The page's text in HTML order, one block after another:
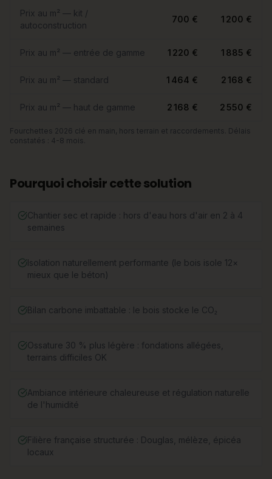
Prix au m² — kit /
autoconstruction
700 € 1 200 €
Prix au m² — entrée de gamme 1 220 € 1 885 €
Prix au m² — standard 1 464 € 2 168 €
Prix au m² — haut de gamme 2 168 € 2 550 €
Fourchettes 2026 clé en main, hors terrain et raccordements. Délais
constatés : 4-8 mois.
Pourquoi choisir cette solution
Chantier sec et rapide : hors d'eau hors d'air en 2 à 4
semaines
Isolation naturellement performante (le bois isole 12×
mieux que le béton)
Bilan carbone imbattable : le bois stocke le CO₂
Ossature 30 % plus légère : fondations allégées,
terrains difficiles OK
Ambiance intérieure chaleureuse et régulation naturelle
de l'humidité
Filière française structurée : Douglas, mélèze, épicéa
locaux